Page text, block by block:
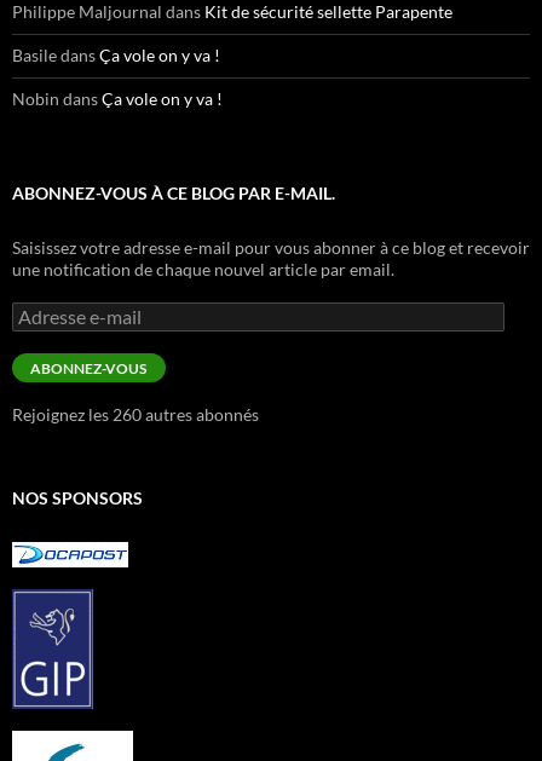
Philippe Maljournal dans Kit de sécurité sellette Parapente
BasiledansÇa vole on y va !
Nobin dansÇa vole on y va !
ABONNEZ-VOUS À CE BLOG PAR E-MAIL.
Saisissez votre adresse e-mail pour vous abonner à ce blog et recevoir
une notification de chaque nouvel article par email.
Adresse
e-
mail
ABONNEZ-VOUS
Rejoignez les 260 autres abonnés
NOS SPONSORS